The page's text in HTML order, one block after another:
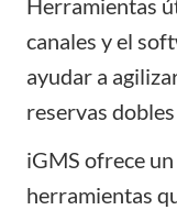
Herramientas
canales y el
ayudar a
reservas
iGMS ofrece
herramientas